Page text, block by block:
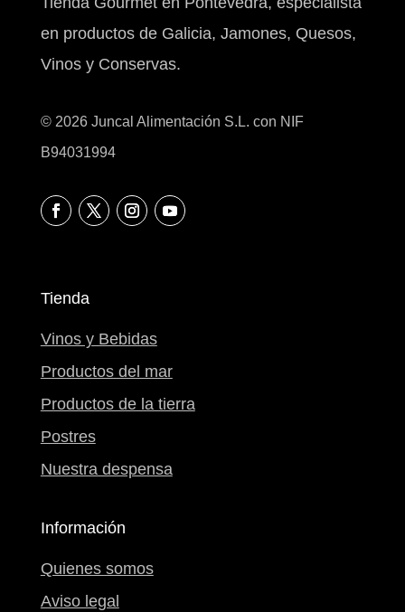
en productos de Galicia, Jamones, Quesos,
Vinos y Conservas.
© 2026 Juncal Alimentación S.L. con NIF
B94031994
Tienda
Vinos y Bebidas
Productos del mar
Productos de la tierra
Postres
Nuestra despensa
Información
Quienes somos
Aviso legal